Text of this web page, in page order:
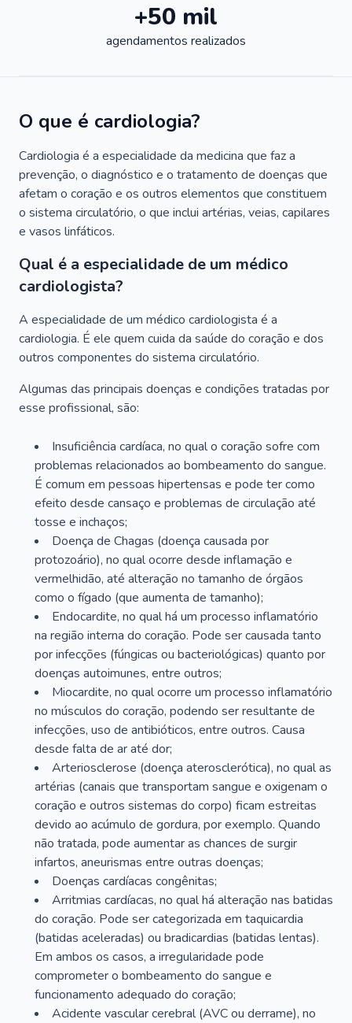
+50 mil
agendamentos realizados
O que é cardiologia?
Cardiologia é a especialidade da medicina que faz a
prevenção, o diagnóstico e o tratamento de doenças que
afetam o coração e os outros elementos que constituem
o sistema circulatório, o que inclui artérias, veias, capilares
e vasos linfáticos.
Qual é a especialidade de um médico
cardiologista?
A especialidade de um médico cardiologista é a
cardiologia. É ele quem cuida da saúde do coração e dos
outros componentes do sistema circulatório.
Algumas das principais doenças e condições tratadas por
esse profissional, são:
Insuficiência cardíaca, no qual o coração sofre com
problemas relacionados ao bombeamento do sangue.
É comum em pessoas hipertensas e pode ter como
efeito desde cansaço e problemas de circulação até
tosse e inchaços;
Doença de Chagas (doença causada por
protozoário), no qual ocorre desde inflamação e
vermelhidão, até alteração no tamanho de órgãos
como o fígado (que aumenta de tamanho);
Endocardite, no qual há um processo inflamatório
na região interna do coração. Pode ser causada tanto
por infecções (fúngicas ou bacteriológicas) quanto por
doenças autoimunes, entre outros;
Miocardite, no qual ocorre um processo inflamatório
no músculos do coração, podendo ser resultante de
infecções, uso de antibióticos, entre outros. Causa
desde falta de ar até dor;
Arteriosclerose (doença aterosclerótica), no qual as
artérias (canais que transportam sangue e oxigenam o
coração e outros sistemas do corpo) ficam estreitas
devido ao acúmulo de gordura, por exemplo. Quando
não tratada, pode aumentar as chances de surgir
infartos, aneurismas entre outras doenças;
Doenças cardíacas congênitas;
Arritmias cardíacas, no qual há alteração nas batidas
do coração. Pode ser categorizada em taquicardia
(batidas aceleradas) ou bradicardias (batidas lentas).
Em ambos os casos, a irregularidade pode
comprometer o bombeamento do sangue e
funcionamento adequado do coração;
Acidente vascular cerebral (AVC ou derrame), no